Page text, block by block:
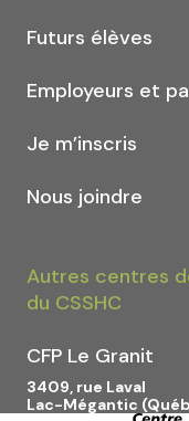
Futurs élèves
Employeurs et
Je m’inscris
Nous joindre
Autres centres
du CSSHC
CFP Le Granit
3409, rue Laval
Lac-Mégantic